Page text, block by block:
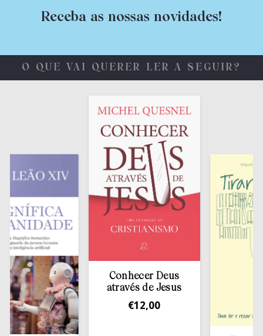
Receba as nossas novidades!
O QUE VAI QUERER LER A SEGUIR?
Conhecer Deus
através de Jesus
12,00